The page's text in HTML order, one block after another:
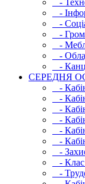
-
-
-
-
-
-
-
СЕРЕДНЯ
-
-
-
-
-
-
-
- Клас
-